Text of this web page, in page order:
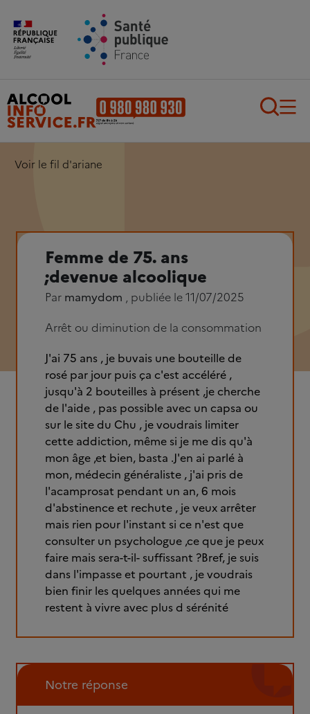
Aller au contenu principal
Voir le fil d'ariane
Femme de 75. ans
;devenue alcoolique
Par mamydom , publiée le 11/07/2025
Arrêt ou diminution de la consommation
J'ai 75 ans , je buvais une bouteille de
rosé par jour puis ça c'est accéléré ,
jusqu'à 2 bouteilles à présent ,je cherche
de l'aide , pas possible avec un capsa ou
sur le site du Chu , je voudrais limiter
cette addiction, même si je me dis qu'à
mon âge ,et bien, basta .J'en ai parlé à
mon, médecin généraliste , j'ai pris de
l'acamprosat pendant un an, 6 mois
d'abstinence et rechute , je veux arrêter
mais rien pour l'instant si ce n'est que
consulter un psychologue ,ce que je peux
faire mais sera-t-il- suffissant ?Bref, je suis
dans l'impasse et pourtant , je voudrais
bien finir les quelques années qui me
restent à vivre avec plus d sérénité
Notre réponse